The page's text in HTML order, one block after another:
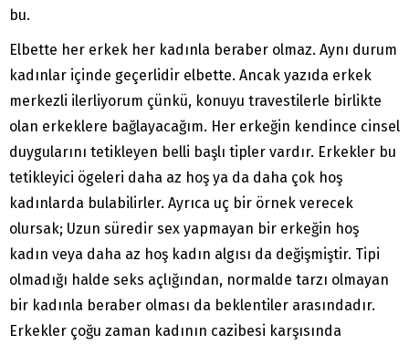
bu.
Elbette her erkek her kadınla beraber olmaz. Aynı durum
kadınlar içinde geçerlidir elbette. Ancak yazıda erkek
merkezli ilerliyorum çünkü, konuyu travestilerle birlikte
olan erkeklere bağlayacağım. Her erkeğin kendince cinsel
duygularını tetikleyen belli başlı tipler vardır. Erkekler bu
tetikleyici ögeleri daha az hoş ya da daha çok hoş
kadınlarda bulabilirler. Ayrıca uç bir örnek verecek
olursak; Uzun süredir sex yapmayan bir erkeğin hoş
kadın veya daha az hoş kadın algısı da değişmiştir. Tipi
olmadığı halde seks açlığından, normalde tarzı olmayan
bir kadınla beraber olması da beklentiler arasındadır.
Erkekler çoğu zaman kadının cazibesi karşısında